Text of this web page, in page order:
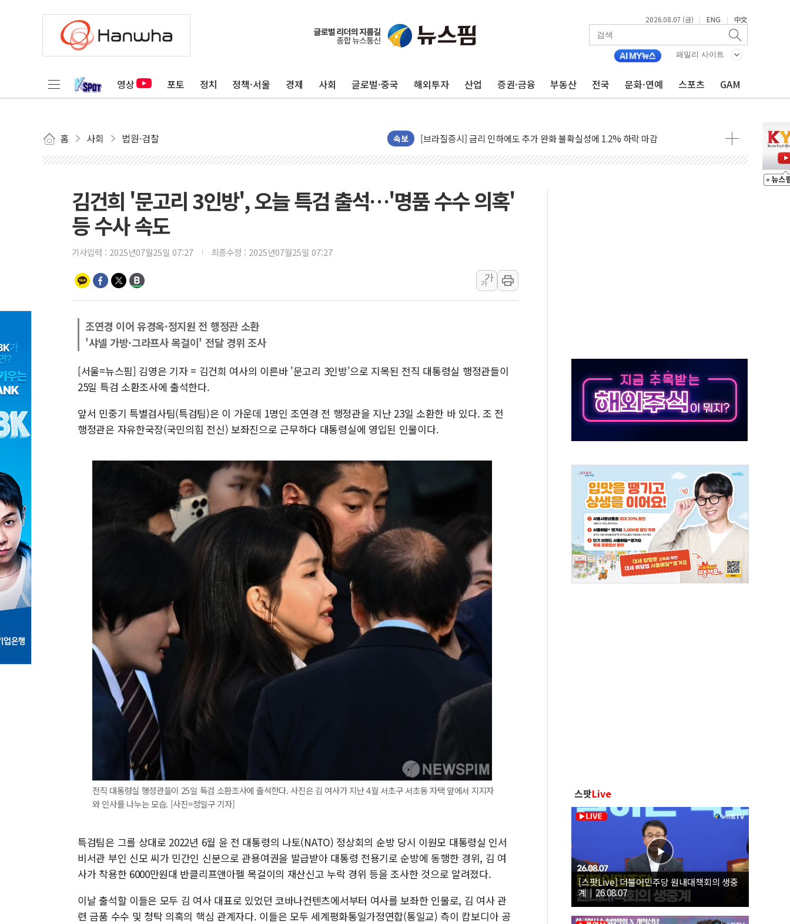
2026.08.07 (금) | ENG | 中文
패밀리 사이트
영상 포토 정치 정책·서울 경제 사회 글로벌·중국 해외투자 산업 증권·금융 부동산 전국 문화·연예 스포츠 GAM
홈 사회 법원·검찰 속보
네이버, AI 투자로 숨 고르기…매출 16% 늘고 영업이익은 제자리
카카오스타일 지그재그, '직잭뷰티 페스타'…최대 91% 할인
풀무원푸드앤컬처, 인천공항서 '팔도음식대전'
애경산업, 서울시 취약계층 위해 53억원 상당 통큰 기부
[브라질증시] 금리 인하에도 추가 완화 불확실성에 1.2% 하락 마감
[뉴스핌 이 시각 PICK] 李, 오늘 부동산 2차 회의 外
제나벨, 배우 공승연 브랜드 모델 발탁… 부산 광안서 약국 팝업스토어 운영
트럼프, 폴리실리콘·태양광에 15% 관세…한국 등엔 '합산 상한' 적용
현대리바트, 원가 개선으로 실적 방어…다음 과제는 '외형 확대'
[금/유가] 이란의 호르무즈 해협 통항 제한 검토에 유가 3% 급등…금값 보합
李대통령, 오늘 오후 2시 부동산정책 2차 점검회의…주택 공급 대책 막바지 조율
김건희 '문고리 3인방', 오늘 특검 출석…'명품 수수 의혹'
등 수사 속도
기사입력 : 2025년07월25일 07:27 최종수정 : 2025년07월25일 07:27
가
가
조연경 이어 유경옥·정지원 전 행정관 소환
'샤넬 가방·그라프사 목걸이' 전달 경위 조사
[서울=뉴스핌] 김영은 기자 = 김건희 여사의 이른바 '문고리 3인방'으로 지목된 전직 대통령실 행정관들이
25일 특검 소환조사에 출석한다.
앞서 민중기 특별검사팀(특검팀)은 이 가운데 1명인 조연경 전 행정관을 지난 23일 소환한 바 있다. 조 전
행정관은 자유한국장(국민의힘 전신) 보좌진으로 근무하다 대통령실에 영입된 인물이다.
전직 대통령실 행정관들이 25일 특검 소환조사에 출석한다. 사진은 김 여사가 지난 4월 서초구 서초동 자택 앞에서 지지자
와 인사를 나누는 모습. [사진=정일구 기자]
특검팀은 그를 상대로 2022년 6월 윤 전 대통령의 나토(NATO) 정상회의 순방 당시 이원모 대통령실 인서
비서관 부인 신모 씨가 민간인 신분으로 관용여권을 발급받아 대통령 전용기로 순방에 동행한 경위, 김 여
사가 착용한 6000만원대 반클리프앤아펠 목걸이의 재산신고 누락 경위 등을 조사한 것으로 알려졌다.
이날 출석할 이들은 모두 김 여사 대표로 있었던 코바나컨텐츠에서부터 여사를 보좌한 인물로, 김 여사 관
련 금품 수수 및 청탁 의혹의 핵심 관계자다. 이들은 모두 세계평화통일가정연합(통일교) 측이 캄보디아 공
스팟Live
[스팟Live] 더불어민주당 원내대책회의 생중
계｜26.08.07